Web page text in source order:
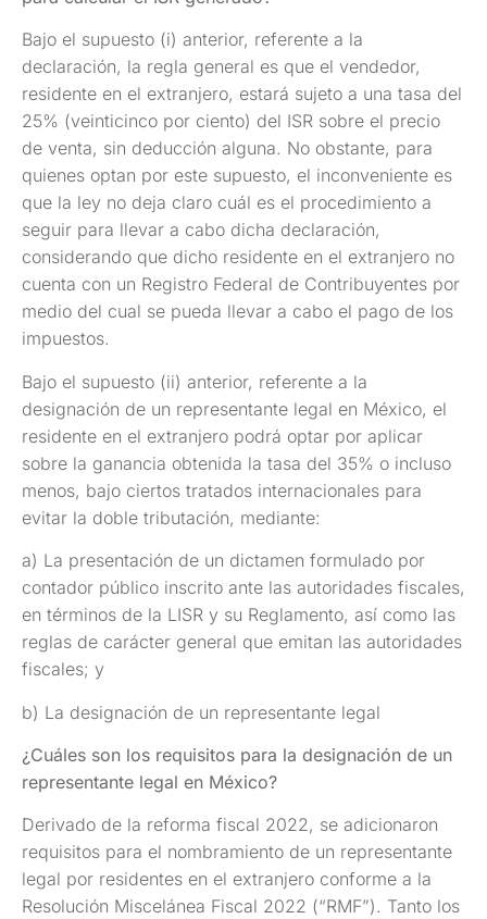
Bajo el supuesto (i) anterior, referente a la
declaración, la regla general es que el vendedor,
residente en el extranjero, estará sujeto a una tasa del
25% (veinticinco por ciento) del ISR sobre el precio
de venta, sin deducción alguna. No obstante, para
quienes optan por este supuesto, el inconveniente es
que la ley no deja claro cuál es el procedimiento a
seguir para llevar a cabo dicha declaración,
considerando que dicho residente en el extranjero no
cuenta con un Registro Federal de Contribuyentes por
medio del cual se pueda llevar a cabo el pago de los
impuestos.
Bajo el supuesto (ii) anterior, referente a la
designación de un representante legal en México, el
residente en el extranjero podrá optar por aplicar
sobre la ganancia obtenida la tasa del 35% o incluso
menos, bajo ciertos tratados internacionales para
evitar la doble tributación, mediante:
a) La presentación de un dictamen formulado por
contador público inscrito ante las autoridades fiscales,
en términos de la LISR y su Reglamento, así como las
reglas de carácter general que emitan las autoridades
fiscales; y
b) La designación de un representante legal
¿Cuáles son los requisitos para la designación de un
representante legal en México?
Derivado de la reforma fiscal 2022, se adicionaron
requisitos para el nombramiento de un representante
legal por residentes en el extranjero conforme a la
Resolución Miscelánea Fiscal 2022 (“RMF”). Tanto los